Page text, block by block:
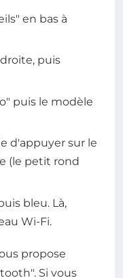
en bas à
puis
puis le modèle
d'appuyer sur le
(le petit rond
bleu. Là,
Wi-Fi.
propose
Si vous